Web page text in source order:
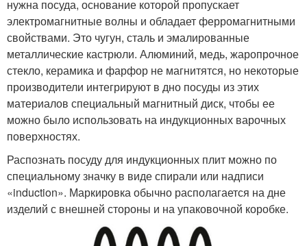
нужна посуда, основание которой пропускает
электромагнитные волны и обладает ферромагнитными
свойствами. Это чугун, сталь и эмалированные
металлические кастрюли. Алюминий, медь, жаропрочное
стекло, керамика и фарфор не магнитятся, но некоторые
производители интегрируют в дно посуды из этих
материалов специальный магнитный диск, чтобы ее
можно было использовать на индукционных варочных
поверхностях.
Распознать посуду для индукционных плит можно по
специальному значку в виде спирали или надписи
«induction». Маркировка обычно располагается на дне
изделий с внешней стороны и на упаковочной коробке.